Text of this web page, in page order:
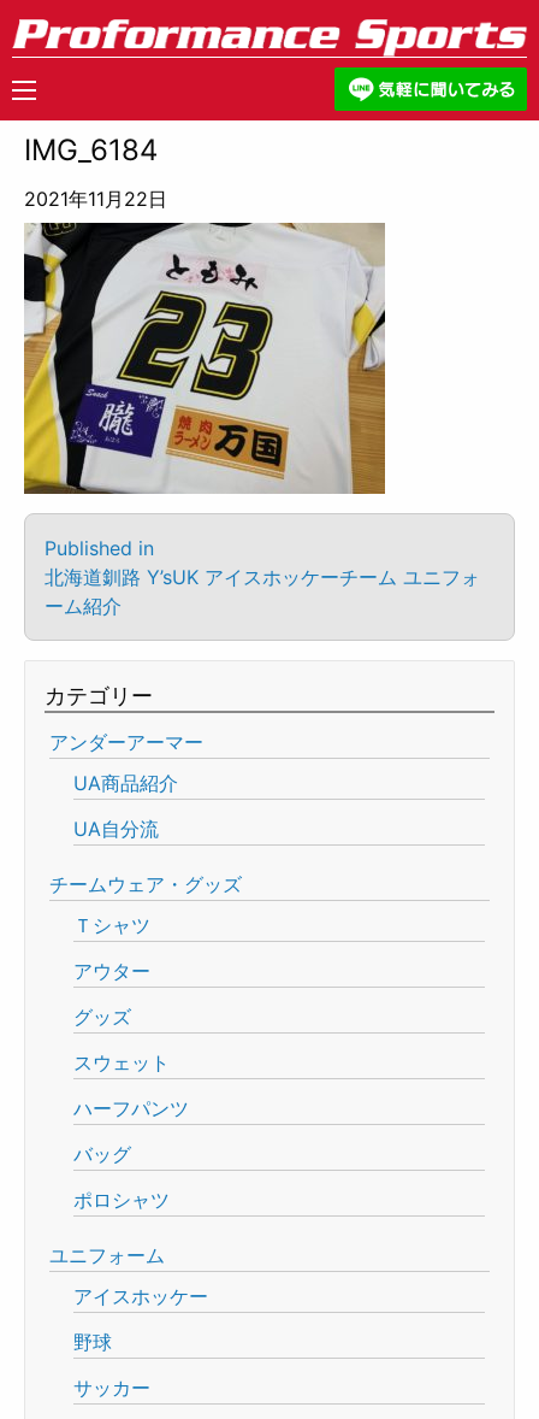
IMG_6184
2021年11月22日
Published in
北海道釧路 Y’sUK アイスホッケーチーム ユニフォ
ーム紹介
カテゴリー
アンダーアーマー
UA商品紹介
UA自分流
チームウェア・グッズ
Ｔシャツ
アウター
グッズ
スウェット
ハーフパンツ
バッグ
ポロシャツ
ユニフォーム
アイスホッケー
野球
サッカー